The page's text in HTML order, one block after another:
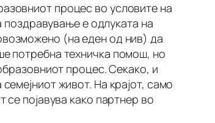
процес во условите на
поздравување е одлуката на
(на еден од нив) да
потребна техничка помош, но
процес. Секако, и
живот. На крајот, само
појавува како партнер во